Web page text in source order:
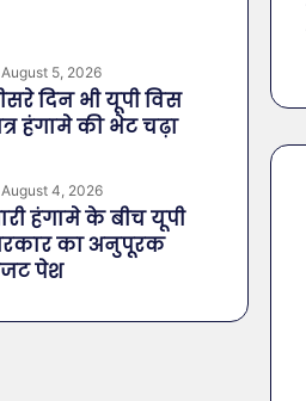
August 5, 2026
दिन भी यूपी विस
हंगामे की भेट चढ़ा
August 4, 2026
हंगामे के बीच यूपी
का अनुपूरक
पेश